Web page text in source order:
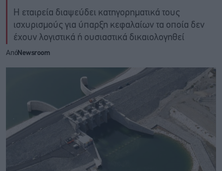
Η εταιρεία διαψεύδει κατηγορηματικά τους
ισχυρισμούς για ύπαρξη κεφαλαίων τα οποία δεν
έχουν λογιστικά ή ουσιαστικά δικαιολογηθεί
ΑπόNewsroom